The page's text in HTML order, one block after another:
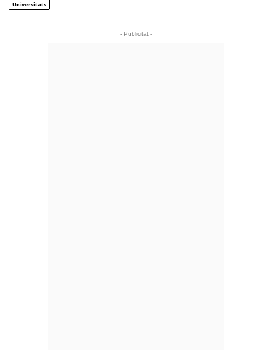
Universitats
- Publicitat -